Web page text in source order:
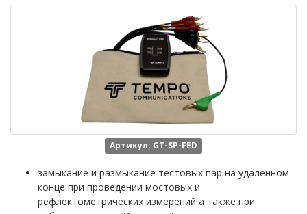
Артикул: GT-SP-FED
замыкание и размыкание тестовых пар на удаленном
конце при проведении мостовых и
рефлектометрических измерений а также при